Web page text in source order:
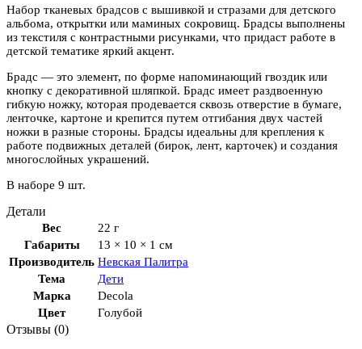
Набор тканевых брадсов с вышивкой и стразами для детского
альбома, открытки или маминых сокровищ. Брадсы выполнены
из текстиля с контрастными рисунками, что придаст работе в
детской тематике яркий акцент.
Брадс — это элемент, по форме напоминающий гвоздик или
кнопку с декоративной шляпкой. Брадс имеет раздвоенную
гибкую ножку, которая продевается сквозь отверстие в бумаге,
ленточке, картоне и крепится путем отгибания двух частей
ножки в разные стороны. Брадсы идеальны для крепления к
работе подвижных деталей (бирок, лент, карточек) и создания
многослойных украшений.
В наборе 9 шт.
Детали
Вес
22 г
Габариты
13 × 10 × 1 см
Производитель Невская Палитра
Тема
Дети
Марка
Decola
Цвет
Голубой
Отзывы (0)